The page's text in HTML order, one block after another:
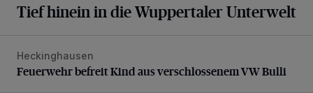
Tief hinein in die Wuppertaler Unterwelt
Feuerwehr befreit Kind aus verschlossenem VW Bulli
Heckinghausen
Feuerwehr befreit Kind aus verschlossenem VW Bulli